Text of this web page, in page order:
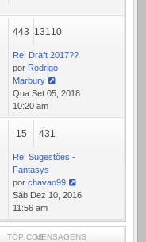
443 13110
Re: Draft 2017??
por Rodrigo
Marbury
Ver
última
mensagem
Qua Set 05, 2018
10:20 am
15 431
Re: Sugestões -
Fantasys
por chavao99
Ver
última
mensagem
Sáb Dez 10, 2016
11:56 am
TÓPICOSMENSAGENS